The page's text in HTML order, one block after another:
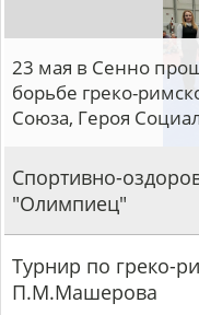
Спортивно-
"Олимпиец"
Турнир по греко-
П.М.Машерова
С 5 по 14 мая в
республиканских
юношеской
сеткой».В...Читать